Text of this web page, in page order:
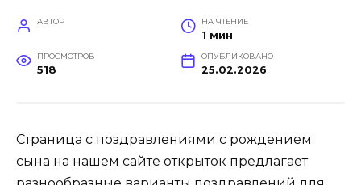
АВТОР НА ЧТЕНИЕ
1 мин
ПРОСМОТРОВ
518
ОПУБЛИКОВАНО
25.02.2026
Страница с поздравлениями с рождением
сына на нашем сайте открыток предлагает